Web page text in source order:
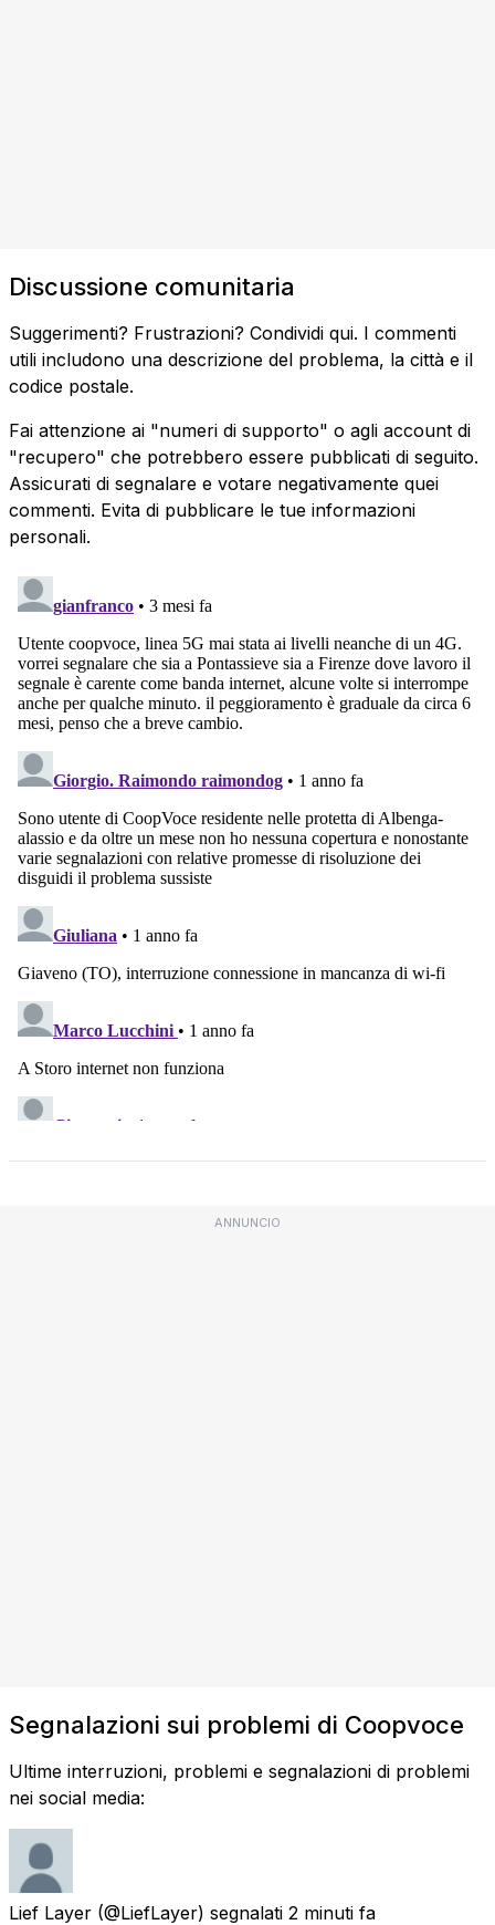
Discussione comunitaria
Suggerimenti? Frustrazioni? Condividi qui. I commenti
utili includono una descrizione del problema, la città e il
codice postale.
Fai attenzione ai "numeri di supporto" o agli account di
"recupero" che potrebbero essere pubblicati di seguito.
Assicurati di segnalare e votare negativamente quei
commenti. Evita di pubblicare le tue informazioni
personali.
ANNUNCIO
Segnalazioni sui problemi di Coopvoce
Ultime interruzioni, problemi e segnalazioni di problemi
nei social media:
Lief Layer (@LiefLayer) segnalati 2 minuti fa